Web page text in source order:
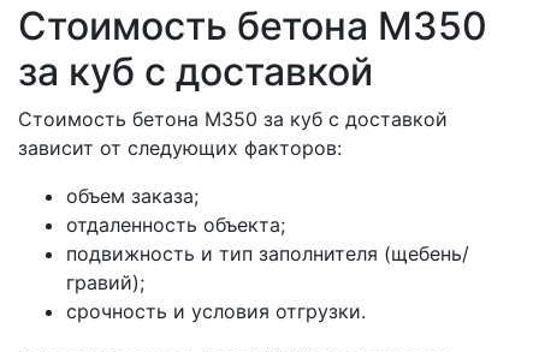
Стоимость бетона М350
за куб с доставкой
Стоимость бетона М350 за куб с доставкой
зависит от следующих факторов:
объем заказа;
отдаленность объекта;
подвижность и тип заполнителя (щебень/
гравий);
срочность и условия отгрузки.